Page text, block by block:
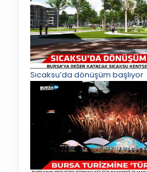
Sıcaksu’da dönüşüm başlıyor